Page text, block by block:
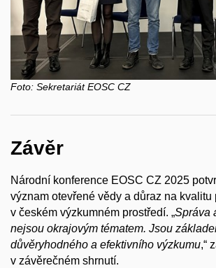
Foto: Sekretariát EOSC CZ
Závěr
Národní konference EOSC CZ 2025
význam otevřené vědy a důraz na kvalitu
v českém výzkumném prostředí. „Správa
nejsou okrajovým tématem. Jsou
důvěryhodného a efektivního výzkumu,“
v závěrečném shrnutí.